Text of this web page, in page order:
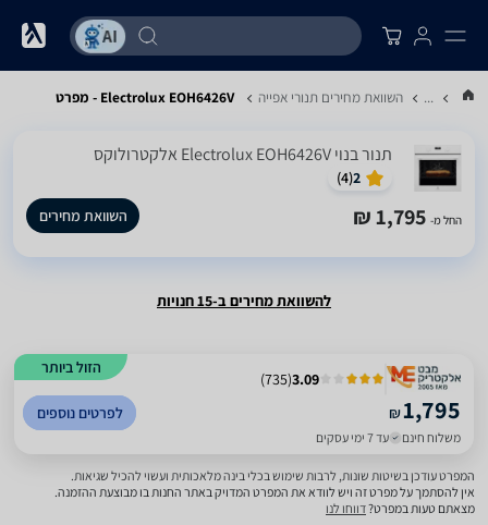
... השוואת מחירים תנורי אפייה Electrolux EOH6426V - מפרט
‏תנור בנוי Electrolux EOH6426V אלקטרולוקס
2
(
4
)
החל מ- 1,795 ₪ השוואת מחירים
להשוואת מחירים ב-15 חנויות
הזול ביותר
3.09
(
735
)
₪1,795
משלוח חינם עד 7 ימי עסקים
לפרטים נוספים
המפרט עודכן בשיטות שונות, לרבות שימוש בכלי בינה מלאכותית ועשוי להכיל שגיאות.
אין להסתמך על מפרט זה ויש לוודא את המפרט המדויק באתר החנות בו מבוצעת ההזמנה.
מצאתם טעות במפרט?דווחו לנו